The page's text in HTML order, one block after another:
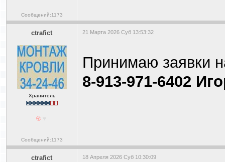
Сообщений:1173
ctrafict
Хранитель
Сообщений:1173
21 Марта 2026 Суб 13:53:32
Принимаю заявки
8-913-971-6402
ctrafict 18 Апреля 2026 Суб 10:30:09